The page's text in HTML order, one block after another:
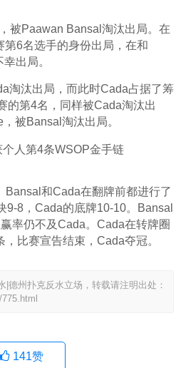
被Paawan Bansal淘汰出局。在
6名选手的身份出局，在和
出局。
淘汰出局，而此时Cada占据了筹
的第4名，同样被Cada淘汰出
被Bansal淘汰出局。
Bansal和Cada在翻牌前都进行了
9-8，Cada的底牌10-10。Bansal
率仍不及Cada。Cada在转牌圈
比赛宣告结束，Cada夺冠。
德州扑克反水立场，转载请注明出处：
141赞